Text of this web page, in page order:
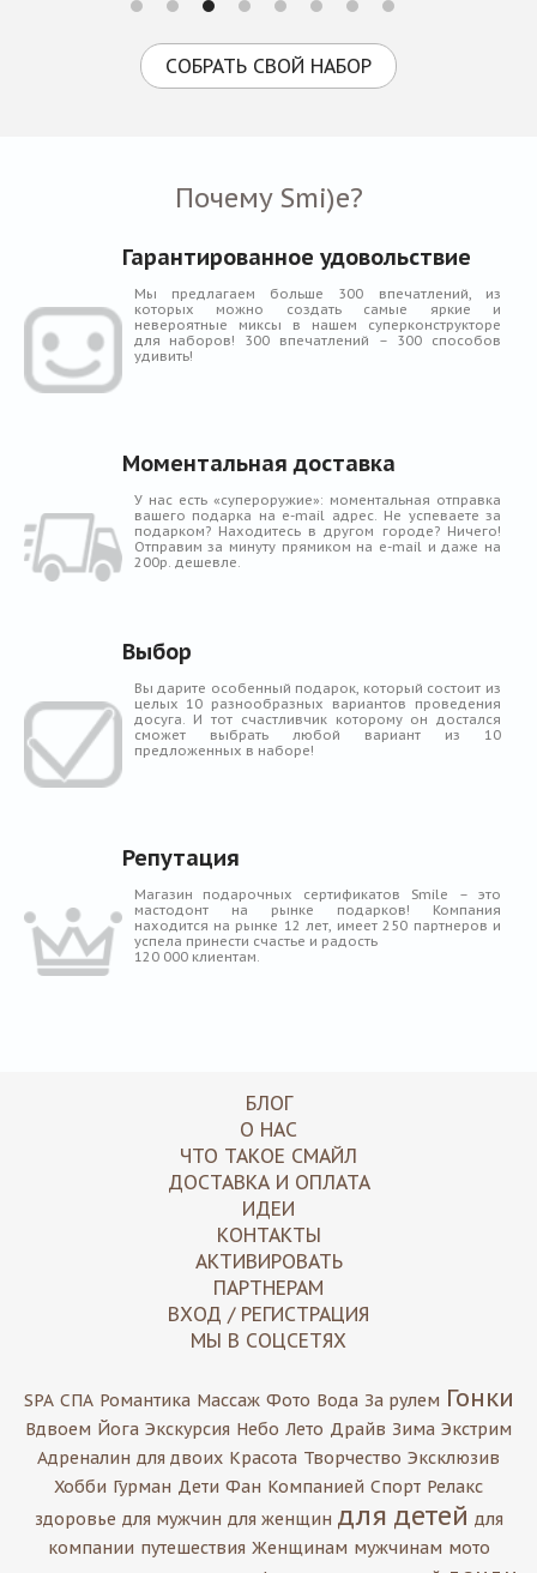
СОБРАТЬ СВОЙ НАБОР
Почему Smi)e?
Гарантированное удовольствие
Мы предлагаем больше 300 впечатлений, из
которых можно создать самые яркие и
невероятные миксы в нашем суперконструкторе
для наборов! 300 впечатлений – 300 способов
удивить!
Моментальная доставка
У нас есть «супероружие»: моментальная отправка
вашего подарка на e-mail адрес. Не успеваете за
подарком? Находитесь в другом городе? Ничего!
Отправим за минуту прямиком на e-mail и даже на
200р. дешевле.
Выбор
Вы дарите особенный подарок, который состоит из
целых 10 разнообразных вариантов проведения
досуга. И тот счастливчик которому он достался
сможет выбрать любой вариант из 10
предложенных в наборе!
Репутация
Магазин подарочных сертификатов Smile – это
мастодонт на рынке подарков! Компания
находится на рынке 12 лет, имеет 250 партнеров и
успела принести счастье и радость
120 000 клиентам.
БЛОГ
О НАС
ЧТО ТАКОЕ СМАЙЛ
ДОСТАВКА И ОПЛАТА
ИДЕИ
КОНТАКТЫ
АКТИВИРОВАТЬ
ПАРТНЕРАМ
ВХОД / РЕГИСТРАЦИЯ
МЫ В СОЦСЕТЯХ
SPA СПА Романтика Массаж Фото Вода За рулем Гонки
Вдвоем Йога Экскурсия Небо Лето Драйв Зима Экстрим
Адреналин для двоих Красота Творчество Эксклюзив
Хобби Гурман Дети Фан Компанией Спорт Релакс
здоровье для мужчин для женщин для детей для
компании путешествия Женщинам мужчинам мото